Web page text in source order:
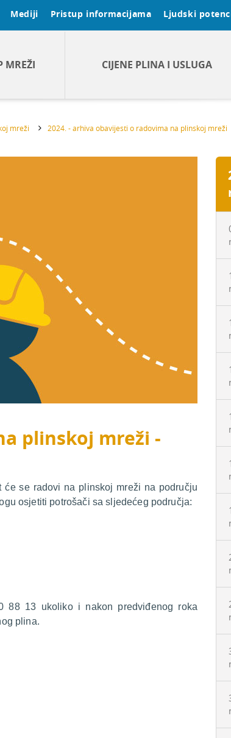
Mediji Pristup informacijama Ljudski
MREŽI CIJENE PLINA I USLUGA
mreži 2024. - arhiva obavijesti o radovima na plinskoj mreži
plinskoj mreži -
će se radovi na plinskoj mreži na području
osjetiti potrošači sa sljedećeg područja:
88 13 ukoliko i nakon predviđenog roka
plina.